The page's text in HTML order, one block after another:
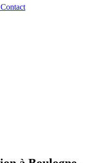
Contact